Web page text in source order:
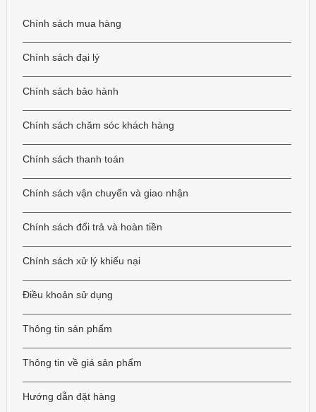
Chính sách mua hàng
Chính sách đại lý
Chính sách bảo hành
Chính sách chăm sóc khách hàng
Chính sách thanh toán
Chính sách vận chuyển và giao nhận
Chính sách đổi trả và hoàn tiền
Chính sách xử lý khiếu nại
Điều khoản sử dụng
Thông tin sản phẩm
Thông tin về giá sản phẩm
Hướng dẫn đặt hàng